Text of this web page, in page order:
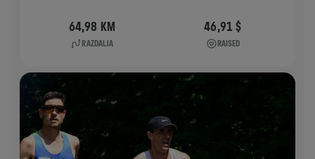
64,98 KM
RAZDALJA
46,91 $
RAISED